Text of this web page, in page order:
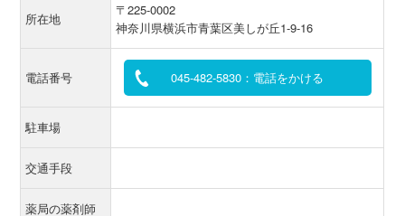
所在地
〒225-0002
神奈川県横浜市青葉区美しが丘1-9-16
電話番号 045-482-5830：電話をかける
駐車場
交通手段
薬局の薬剤師